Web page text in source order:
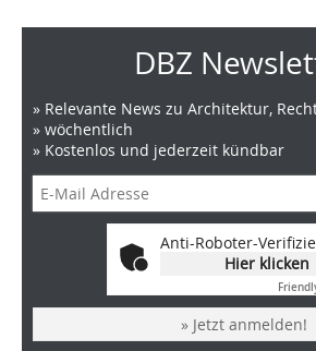
DBZ
» Relevante News zu Architektur,
» wöchentlich
» Kostenlos und jederzeit kündbar
Anti-Roboter-
Hier klicken
» Jetzt anmelden!